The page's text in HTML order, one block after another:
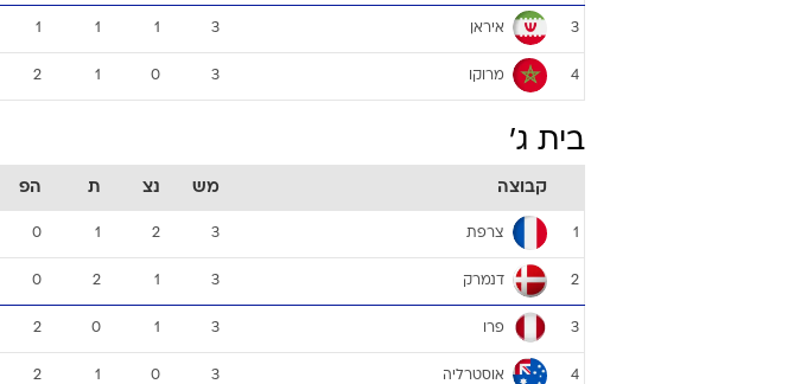
3 איראן 3
1
1
1
4 מרוקו 3
0
1
2
בית ג'
קבוצה מש נצ ת הפ
1 צרפת 3
2
1
0
2 דנמרק 3
1
2
0
3 פרו 3
1
0
2
4 אוסטרליה 3
0
1
2